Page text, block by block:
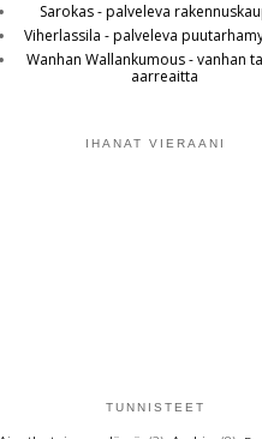
Sarokas - palveleva
Viherlassila - palveleva
Wanhan Wallankumous - vanhan
aarreaitta
IHANAT VIERAANI
TUNNISTEET